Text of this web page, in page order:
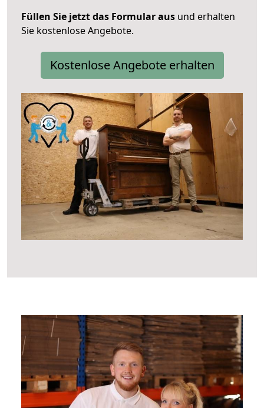
Füllen Sie jetzt das Formular aus und erhalten
Sie kostenlose Angebote.
Kostenlose Angebote erhalten